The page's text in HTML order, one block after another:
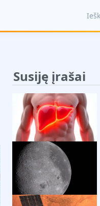
Susiję įrašai